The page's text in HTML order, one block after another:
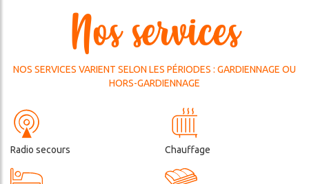
RESTAURATIONNos services
NOS SERVICES VARIENT SELON LES PÉRIODES : GARDIENNAGE OU
HORS-GARDIENNAGE
Radio secours Chauffage